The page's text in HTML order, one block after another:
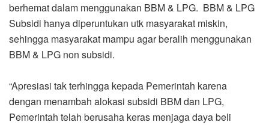
berhemat dalam menggunakan BBM & LPG. BBM & LPG
Subsidi hanya diperuntukan utk masyarakat miskin,
sehingga masyarakat mampu agar beralih menggunakan
BBM & LPG non subsidi.
“Apresiasi tak terhingga kepada Pemerintah karena
dengan menambah alokasi subsidi BBM dan LPG,
Pemerintah telah berusaha keras menjaga daya beli